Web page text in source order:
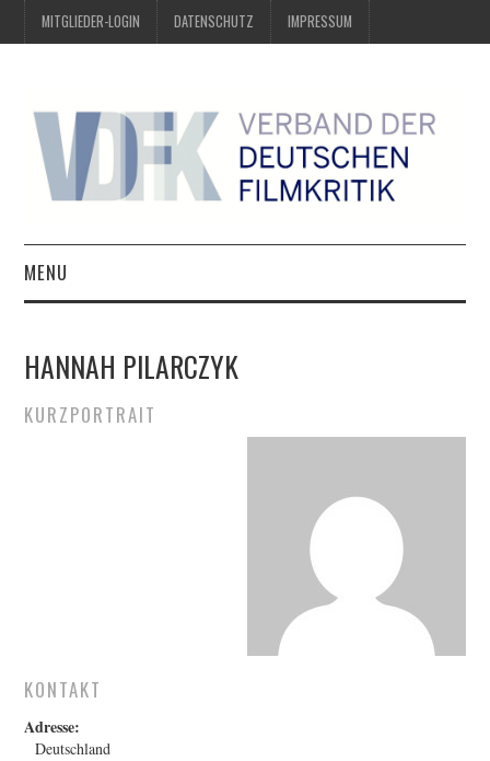
MITGLIEDER-LOGIN DATENSCHUTZ IMPRESSUM
MENU
PREIS DER DEUTSCHEN
HANNAH PILARCZYK
KURZPORTRAIT
KONTAKT
Adresse:
Deutschland